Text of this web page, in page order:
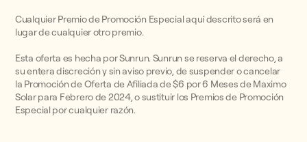
Cualquier Premio de Promoción Especial aquí descrito será en
lugar de cualquier otro premio.
Esta oferta es hecha por Sunrun. Sunrun se reserva el derecho, a
su entera discreción y sin aviso previo, de suspender o cancelar
la Promoción de Oferta de Afiliada de $6 por 6 Meses de Maximo
Solar para Febrero de 2024, o sustituir los Premios de Promoción
Especial por cualquier razón.